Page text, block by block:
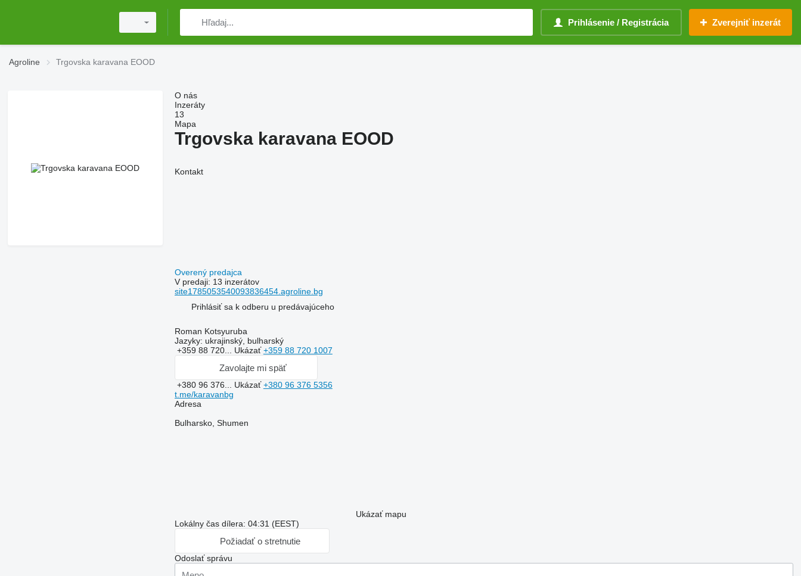
Prihlásenie / Registrácia Zverejniť inzerát
Agroline Trgovska karavana EOOD
O nás
Inzeráty
13
Mapa
Trgovska karavana EOOD
Kontakt
Overený predajca
V predaji: 13 inzerátov
site1785053540093836454.agroline.bg
Prihlásiť sa k odberu u predávajúceho
Roman Kotsyuruba
Jazyky: ukrajinský, bulharský
+359 88 720... Ukázať+359 88 720 1007
Zavolajte mi späť
+380 96 376... Ukázať+380 96 376 5356
t.me/karavanbg
Adresa
Bulharsko, Shumen
Ukázať mapu
Lokálny čas dílera: 04:31 (EEST)
Požiadať o stretnutie
Odoslať správu